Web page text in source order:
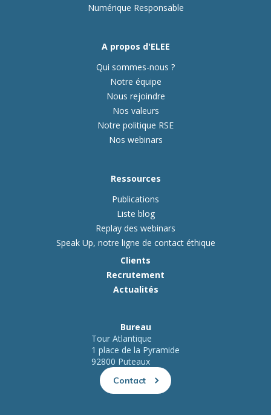
Numérique Responsable
A propos d'ELEE
Qui sommes-nous ?
Notre équipe
Nous rejoindre
Nos valeurs
Notre politique RSE
Nos webinars
Ressources
Publications
Liste blog
Replay des webinars
Speak Up, notre ligne de contact éthique
Clients
Recrutement
Actualités
Bureau
Tour Atlantique
1 place de la Pyramide
92800 Puteaux
Contact